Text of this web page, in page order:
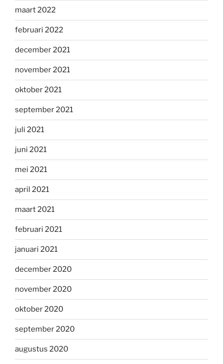
maart 2022
februari 2022
december 2021
november 2021
oktober 2021
september 2021
juli 2021
juni 2021
mei 2021
april 2021
maart 2021
februari 2021
januari 2021
december 2020
november 2020
oktober 2020
september 2020
augustus 2020